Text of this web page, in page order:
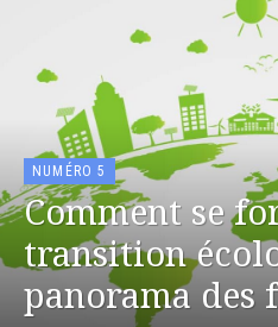
NUMÉRO 5
Comment se
transition
panorama des